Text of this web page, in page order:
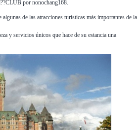
de las atracciones turísticas más importantes de la
y servicios únicos que hace de su estancia una